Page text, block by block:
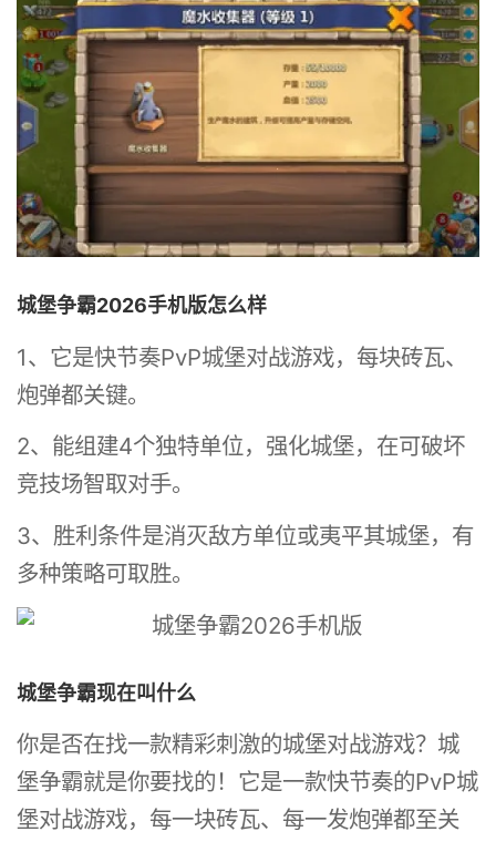
城堡争霸2026手机版怎么样
1、它是快节奏PvP城堡对战游戏，每块砖瓦、
炮弹都关键。
2、能组建4个独特单位，强化城堡，在可破坏
竞技场智取对手。
3、胜利条件是消灭敌方单位或夷平其城堡，有
多种策略可取胜。
城堡争霸现在叫什么
你是否在找一款精彩刺激的城堡对战游戏？城
堡争霸就是你要找的！它是一款快节奏的PvP城
堡对战游戏，每一块砖瓦、每一发炮弹都至关